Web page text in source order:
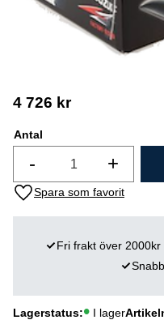
4 726 kr
Antal
+
-
Lägg till i favoriter
Lagerstatus I lager
Fri frakt över 2000kr